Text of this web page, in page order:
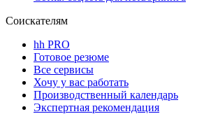
Соискателям
hh PRO
Готовое резюме
Все сервисы
Хочу у вас работать
Производственный календарь
Экспертная рекомендация